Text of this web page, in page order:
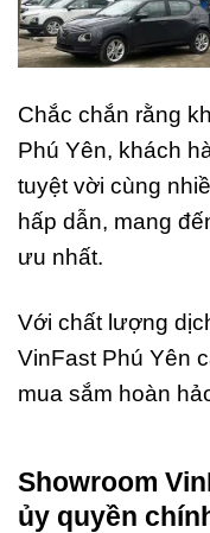
Chắc chắn rằng
Phú Yên, khách
tuyệt vời cùng
hấp dẫn, mang
ưu nhất.
Với chất lượng
VinFast Phú Yên
mua sắm hoàn
Showroom
ủy quyền